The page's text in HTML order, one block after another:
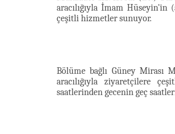
aracılığıyla İmam
çeşitli hizmetler sunuyor.
Bölüme bağlı Güney Mirası
aracılığıyla ziyaretçilere
saatlerinden gecenin geç